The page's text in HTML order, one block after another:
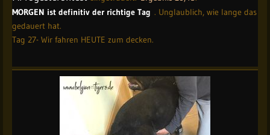
MORGEN ist definitiv der richtige Tag . Unglaublich, wie lange das
gedauert hat.
Tag 27- Wir fahren HEUTE zum decken.